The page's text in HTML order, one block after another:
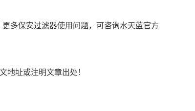
多保安过滤器使用问题，可咨询水天蓝官方
址或注明文章出处！